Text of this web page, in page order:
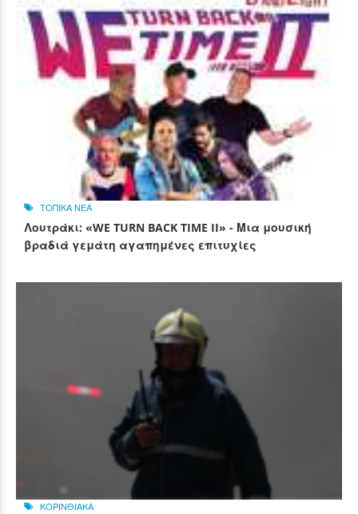
ΤΟΠΙΚΑ ΝΕΑ
Λουτράκι: «WE TURN BACK TIME II» - Μια μουσική
βραδιά γεμάτη αγαπημένες επιτυχίες
ΚΟΡΙΝΘΙΑΚΑ